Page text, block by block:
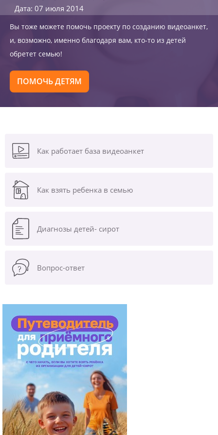
Дата: 07 июля 2014
Вы тоже можете помочь проекту по созданию видеоанкет,
и, возможно, именно благодаря вам, кто-то из детей
обретет семью!
ПОМОЧЬ ДЕТЯМ
Как работает база видеоанкет
Как взять ребенка в семью
Диагнозы детей- сирот
Вопрос-ответ